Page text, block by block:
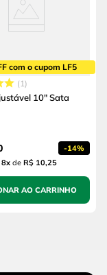
com o cupom LF5
1
10" Sata
-14%
8x de R$ 10,25
AO CARRINHO